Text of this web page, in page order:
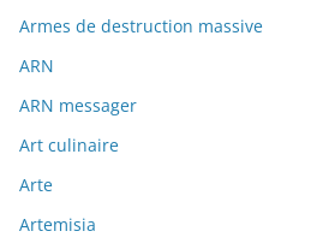
Armes de destruction massive
ARN
ARN messager
Art culinaire
Arte
Artemisia